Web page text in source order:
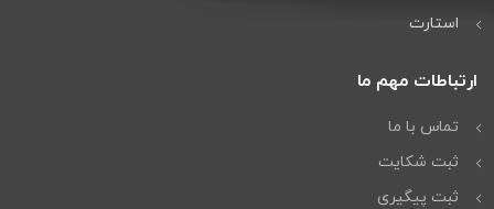
استارت
ارتباطات مهم ما
تماس با ما
ثبت شکایت
ثبت پیگیری